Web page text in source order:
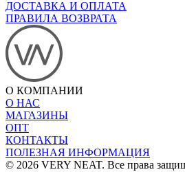
ДОСТАВКА И ОПЛАТА
ПРАВИЛА ВОЗВРАТА
О КОМПАНИИ
О НАС
МАГАЗИНЫ
ОПТ
КОНТАКТЫ
ПОЛЕЗНАЯ ИНФОРМАЦИЯ
© 2026 VERY NEAT. Все права